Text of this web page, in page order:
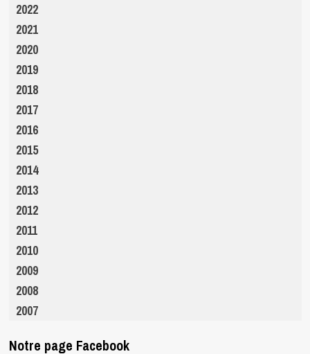
2022
2021
2020
2019
2018
2017
2016
2015
2014
2013
2012
2011
2010
2009
2008
2007
Notre page Facebook